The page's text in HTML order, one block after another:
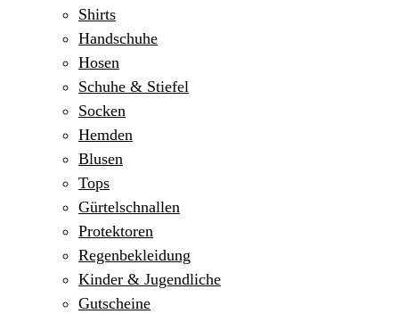
Shirts
Handschuhe
Hosen
Schuhe & Stiefel
Socken
Hemden
Blusen
Tops
Gürtelschnallen
Protektoren
Regenbekleidung
Kinder & Jugendliche
Gutscheine